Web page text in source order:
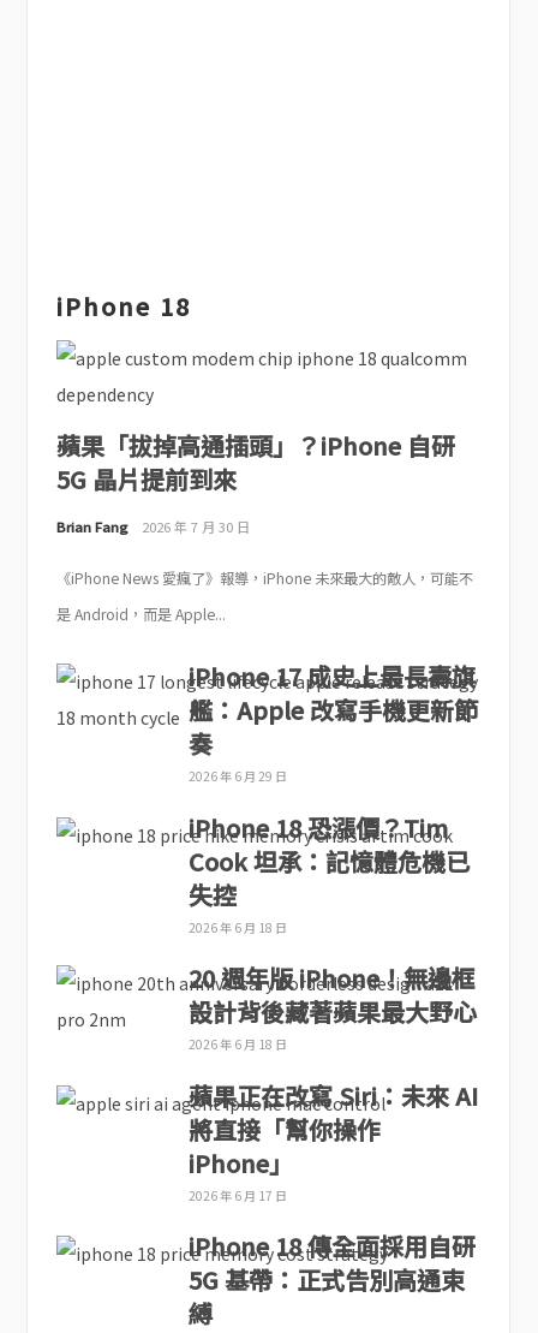
iPhone 18
蘋果「拔掉高通插頭」？iPhone 自研
5G 晶片提前到來
Brian Fang 2026 年 7 月 30 日
《iPhone News 愛瘋了》報導，iPhone 未來最大的敵人，可能不
是 Android，而是 Apple...
iPhone 17 成史上最長壽旗
艦：Apple 改寫手機更新節
奏
2026 年 6 月 29 日
iPhone 18 恐漲價？Tim
Cook 坦承：記憶體危機已
失控
2026 年 6 月 18 日
20 週年版 iPhone！無邊框
設計背後藏著蘋果最大野心
2026 年 6 月 18 日
蘋果正在改寫 Siri：未來 AI
將直接「幫你操作
iPhone」
2026 年 6 月 17 日
iPhone 18 傳全面採用自研
5G 基帶：正式告別高通束
縛